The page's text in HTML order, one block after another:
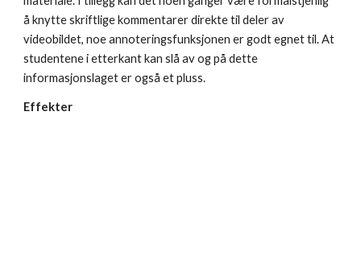
å knytte skriftlige kommentarer direkte til deler av
videobildet, noe annoteringsfunksjonen er godt egnet til. At
studentene i etterkant kan slå av og på dette
informasjonslaget er også et pluss.
Effekter